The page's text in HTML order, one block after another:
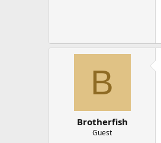
B
Brotherfish
Guest